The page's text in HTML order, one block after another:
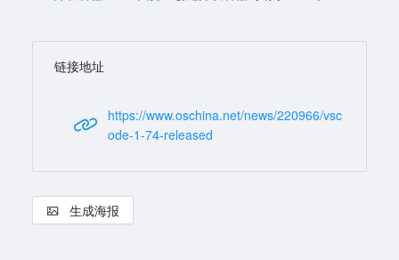
链接地址
https://www.oschina.net/news/220966/vsc
ode-1-74-released
生成海报